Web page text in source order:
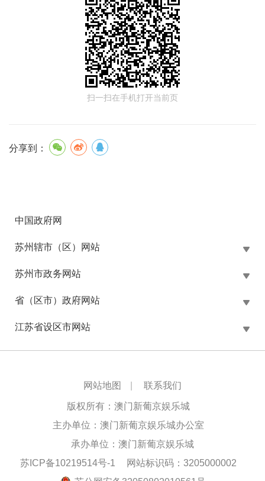
扫一扫在手机打开当前页
分享到：
中国政府网
苏州辖市（区）网站
苏州市政务网站
省（区市）政府网站
江苏省设区市网站
网站地图 联系我们
版权所有：澳门新葡京娱乐城
主办单位：澳门新葡京娱乐城办公室
承办单位：澳门新葡京娱乐城
苏ICP备10219514号-1
网站标识码：3205000002